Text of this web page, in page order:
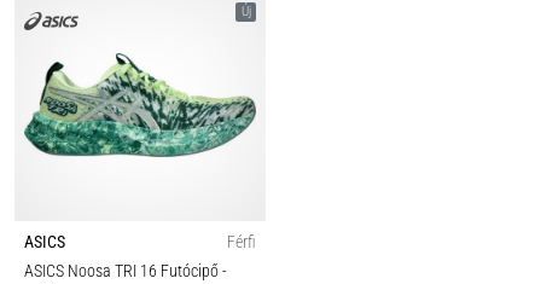
Új
ASICS
Férfi
ASICS Noosa TRI 16 Futócipő-